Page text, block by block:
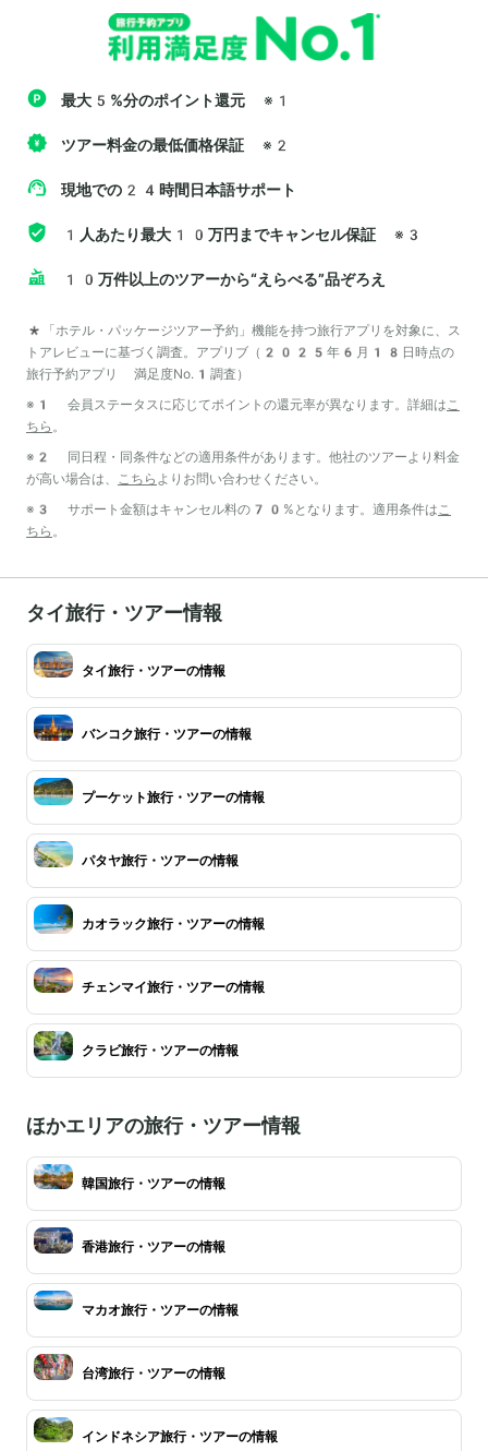
最大5%分のポイント還元 ※1
ツアー料金の最低価格保証 ※2
現地での24時間日本語サポート
1人あたり最大10万円までキャンセル保証 ※3
10万件以上のツアーから“えらべる”品ぞろえ
*「ホテル・パッケージツアー予約」機能を持つ旅行アプリを対象に、ス
トアレビューに基づく調査。アプリブ（2025年6月18日時点の
旅行予約アプリ 満足度No.1調査）
※1 会員ステータスに応じてポイントの還元率が異なります。詳細は こ
ちら 。
※2 同日程・同条件などの適用条件があります。他社のツアーより料金
が高い場合は、
こちら よりお問い合わせください。
※3 サポート金額はキャンセル料の70%となります。適用条件は こ
ちら 。
タイ旅行・ツアー情報
タイ旅行・ツアーの情報
バンコク旅行・ツアーの情報
プーケット旅行・ツアーの情報
パタヤ旅行・ツアーの情報
カオラック旅行・ツアーの情報
チェンマイ旅行・ツアーの情報
クラビ旅行・ツアーの情報
ほかエリアの旅行・ツアー情報
韓国旅行・ツアーの情報
香港旅行・ツアーの情報
マカオ旅行・ツアーの情報
台湾旅行・ツアーの情報
インドネシア旅行・ツアーの情報